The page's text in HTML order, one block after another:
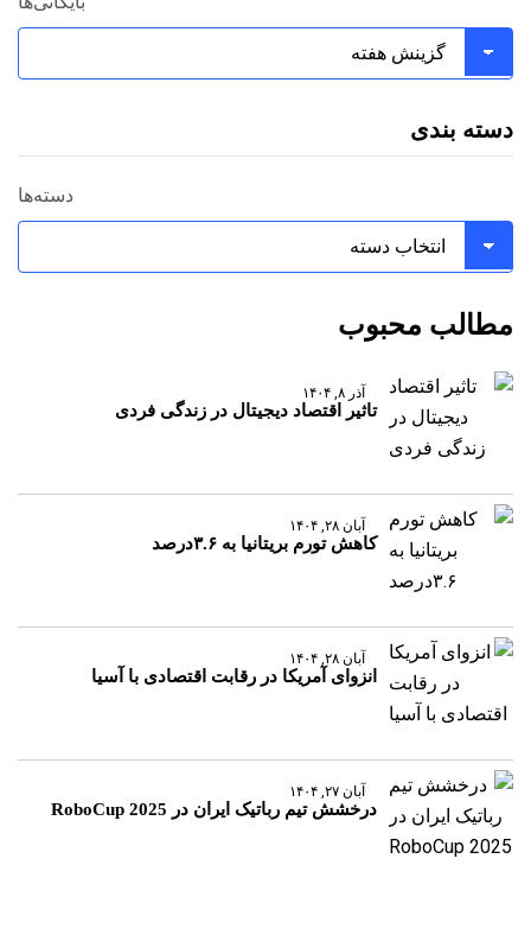
دسته بندی
دسته‌ها
مطالب محبوب
آذر ۸, ۱۴۰۴
تاثیر اقتصاد دیجیتال در زندگی فردی
آبان ۲۸, ۱۴۰۴
کاهش تورم بریتانیا به ۳.۶درصد
آبان ۲۸, ۱۴۰۴
انزوای آمریکا در رقابت اقتصادی با آسیا
آبان ۲۷, ۱۴۰۴
درخشش تیم رباتیک ایران در RoboCup 2025